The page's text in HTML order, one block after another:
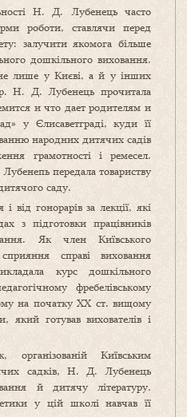
Н. Д. Лубенець часто
роботи, ставлячи перед
залучити якомога більше
дошкільного виховання.
лише у Києві, а й у інших
Н. Д. Лубенець прочитала
и что дает родителям и
у Єлисаветграді, куди її
народних дитячих садів
грамотності і ремесел.
передала товариству
саду.
від гонорарів за лекції, які
з підготовки працівників
Як член Київського
сприяння справі виховання
курс дошкільного
фребелівському
на початку XX ст. вищому
який готував вихователів і
Київським
садків, Н. Д. Лубенець
й дитячу літературу.
у цій школі навчав її